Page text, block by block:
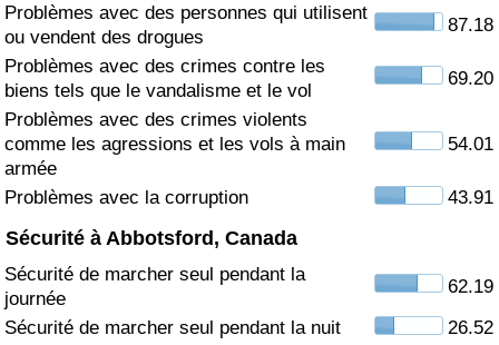
Problèmes avec des personnes qui utilisent
ou vendent des drogues
87.18
Problèmes avec des crimes contre les
biens tels que le vandalisme et le vol
69.20
Problèmes avec des crimes violents
comme les agressions et les vols à main
armée
54.01
Problèmes avec la corruption 43.91
Sécurité à Abbotsford, Canada
Sécurité de marcher seul pendant la
journée
62.19
Sécurité de marcher seul pendant la nuit
26.52
Indice de Pollution (Actuel)
Indice de pollution
Indice de Pollution par Pays
Trafic
Indice de Trafic
Indice de Trafic (Actuel)